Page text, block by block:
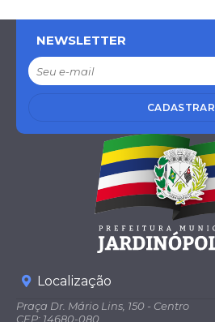
NEWSLETTER
CADASTRAR
Localização
Praça Dr. Mário Lins, 150 - Centro
CEP: 14680-080